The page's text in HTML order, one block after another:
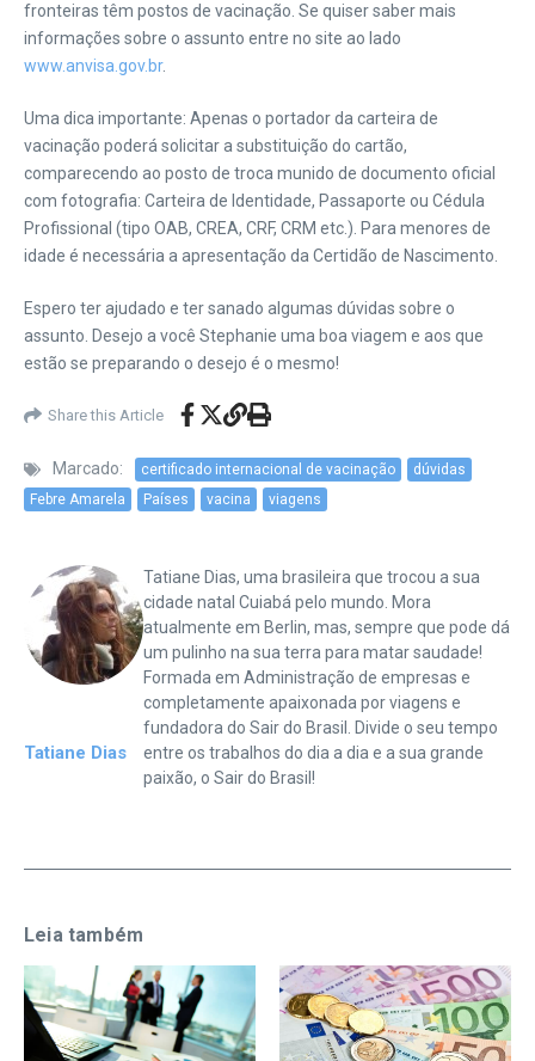
fronteiras têm postos de vacinação. Se quiser saber mais
informações sobre o assunto entre no site ao lado
www.anvisa.gov.br.
Uma dica importante: Apenas o portador da carteira de
vacinação poderá solicitar a substituição do cartão,
comparecendo ao posto de troca munido de documento oficial
com fotografia: Carteira de Identidade, Passaporte ou Cédula
Profissional (tipo OAB, CREA, CRF, CRM etc.). Para menores de
idade é necessária a apresentação da Certidão de Nascimento.
Espero ter ajudado e ter sanado algumas dúvidas sobre o
assunto. Desejo a você Stephanie uma boa viagem e aos que
estão se preparando o desejo é o mesmo!
Share this Article
Marcado: certificado internacional de vacinação
dúvidas
Febre Amarela
Países vacina viagens
Tatiane Dias
Tatiane Dias, uma brasileira que trocou a sua
cidade natal Cuiabá pelo mundo. Mora
atualmente em Berlin, mas, sempre que pode dá
um pulinho na sua terra para matar saudade!
Formada em Administração de empresas e
completamente apaixonada por viagens e
fundadora do Sair do Brasil. Divide o seu tempo
entre os trabalhos do dia a dia e a sua grande
paixão, o Sair do Brasil!
Leia também